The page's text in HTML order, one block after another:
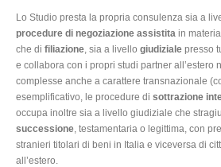
Lo Studio presta la propria consulenza sia a
procedure di negoziazione assistita in
che di filiazione, sia a livello giudiziale presso
e collabora con i propri studi partner all’estero
complesse anche a carattere transnazionale
esemplificativo, le procedure di sottrazione
occupa inoltre sia a livello giudiziale che
successione, testamentaria o legittima, con
stranieri titolari di beni in Italia e viceversa di
all’estero.